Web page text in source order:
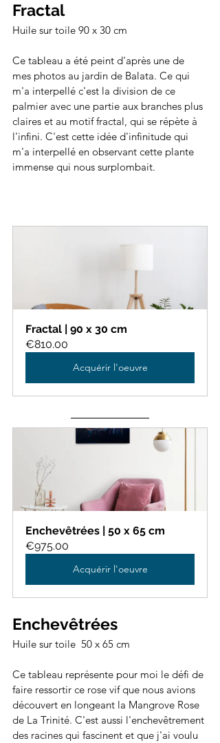
Fractal
Huile sur toile 90 x 30 cm
Ce tableau a été peint d'après une de
mes photos au jardin de Balata. Ce qui
m'a interpellé c'est la division de ce
palmier avec une partie aux branches plus
claires et au motif fractal, qui se répète à
l'infini. C'est cette idée d'infinitude qui
m'a interpellé en observant cette plante
immense qui nous surplombait.
Fractal | 90 x 30 cm
€810.00
Acquérir l'oeuvre
Enchevêtrées | 50 x 65 cm
€975.00
Acquérir l'oeuvre
Enchevêtrées
Huile sur toile  50 x 65 cm
Ce tableau représente pour moi le défi de
faire ressortir ce rose vif que nous avions
découvert en longeant la Mangrove Rose
de La Trinité. C'est aussi l'enchevêtrement
des racines qui fascinent et que j'ai voulu